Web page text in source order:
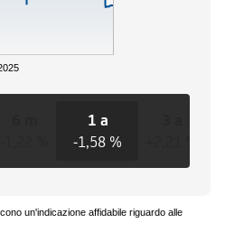
1 a
-1,58 %
un'indicazione affidabile riguardo alle